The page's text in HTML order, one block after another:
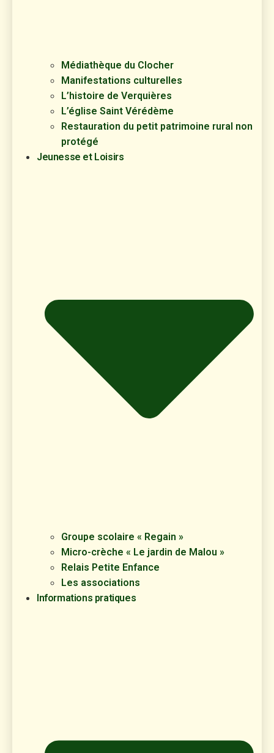
Médiathèque du Clocher
Manifestations culturelles
L’histoire de Verquières
L’église Saint Vérédème
Restauration du petit patrimoine rural non
protégé
Jeunesse et Loisirs
Groupe scolaire « Regain »
Micro-crèche « Le jardin de Malou »
Relais Petite Enfance
Les associations
Informations pratiques